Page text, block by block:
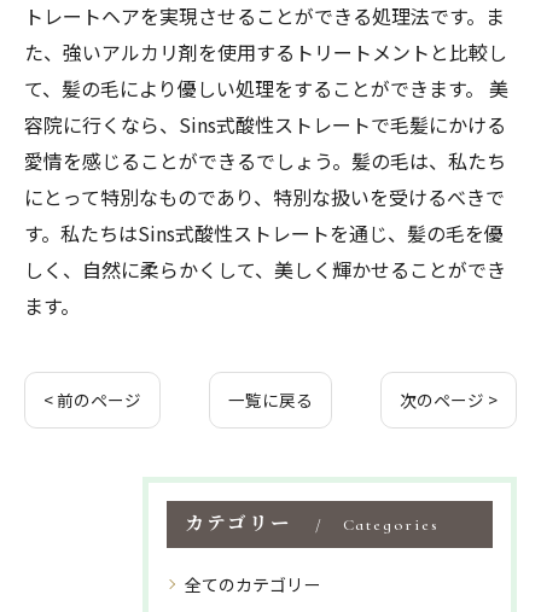
トレートヘアを実現させることができる処理法です。ま
た、強いアルカリ剤を使用するトリートメントと比較し
て、髪の毛により優しい処理をすることができます。 美
容院に行くなら、Sins式酸性ストレートで毛髪にかける
愛情を感じることができるでしょう。髪の毛は、私たち
にとって特別なものであり、特別な扱いを受けるべきで
す。私たちはSins式酸性ストレートを通じ、髪の毛を優
しく、自然に柔らかくして、美しく輝かせることができ
ます。
< 前のページ 一覧に戻る 次のページ >
カテゴリー Categories
全てのカテゴリー